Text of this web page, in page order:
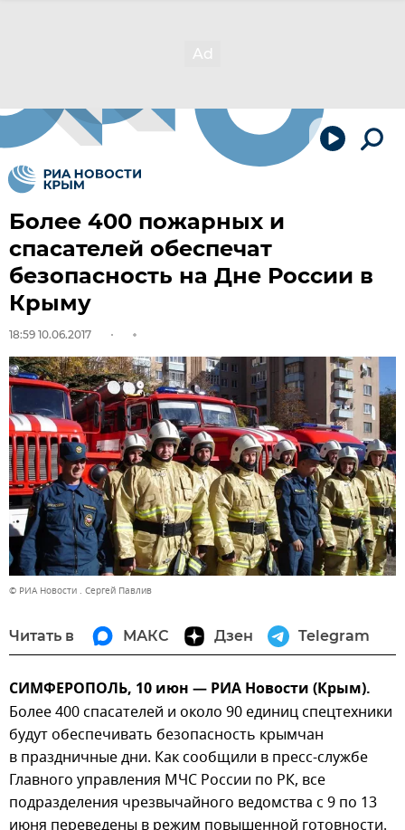
Более 400 пожарных и
спасателей обеспечат
безопасность на Дне России в
Крыму
18:59 10.06.2017
© РИА Новости . Сергей Павлив
Читать в МАКС Дзен Telegram
СИМФЕРОПОЛЬ, 10 июн — РИА Новости (Крым).
Более 400 спасателей и около 90 единиц спецтехники
будут обеспечивать безопасность крымчан
в праздничные дни. Как сообщили в пресс-службе
Главного управления МЧС России по РК, все
подразделения чрезвычайного ведомства с 9 по 13
июня переведены в режим повышенной готовности.